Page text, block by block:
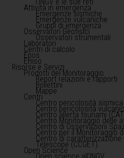
Attività in emergenza
Emergenze sismiche
Emergenze vulcaniche
Gruppi di emergenza
Osservatori Geofisici
Osservatori strumentali
Laboratori
Centri di calcolo
Epos
Emso
Risorse e Servizi
Prodotti del Monitoraggio
Report relazioni e rapporti
Bollettini
Mappe
Centri
Centro pericolosità sismica
Centro pericolosità
Centro allerta tsunami
Centro Monitoraggio delle
Centro di Osservazioni
Centro per il Monitoraggio
Centro di
Telescope (CCGET)
Open Science
Open science all'INGV